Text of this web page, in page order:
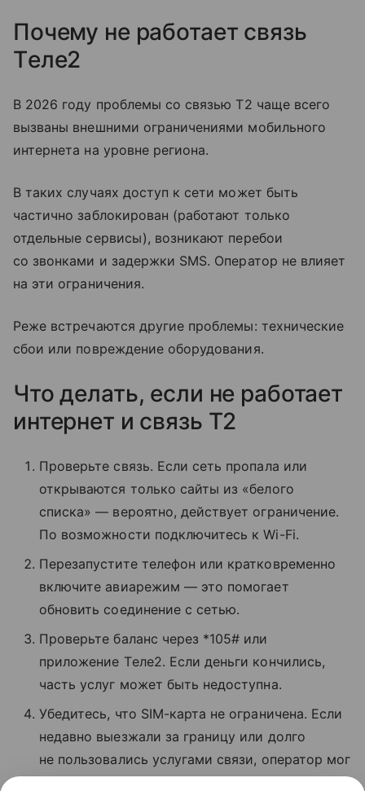
Почему не работает связь
Tеле2
В 2026 году проблемы со связью T2 чаще всего
вызваны внешними ограничениями мобильного
интернета на уровне региона.
В таких случаях доступ к сети может быть
частично заблокирован (работают только
отдельные сервисы), возникают перебои
со звонками и задержки SMS. Оператор не влияет
на эти ограничения.
Реже встречаются другие проблемы: технические
сбои или повреждение оборудования.
Что делать, если не работает
интернет и связь T2
Проверьте связь. Если сеть пропала или
открываются только сайты из «белого
списка» — вероятно, действует ограничение.
По возможности подключитесь к Wi-Fi.
Перезапустите телефон или кратковременно
включите авиарежим — это помогает
обновить соединение с сетью.
Проверьте баланс через *105# или
приложение Tеле2. Если деньги кончились,
часть услуг может быть недоступна.
Убедитесь, что SIM-карта не ограничена. Если
недавно выезжали за границу или долго
не пользовались услугами связи, оператор мог